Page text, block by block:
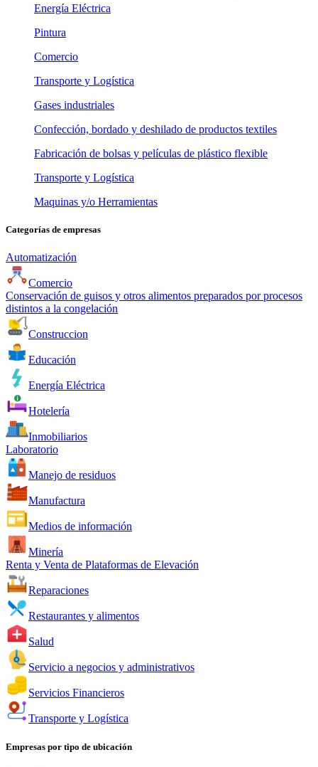
Energía Eléctrica
Pintura
Comercio
Transporte y Logística
Gases industriales
Confección, bordado y deshilado de productos textiles
Fabricación de bolsas y películas de plástico flexible
Transporte y Logística
Maquinas y/o Herramientas
Categorías de empresas
Automatización
Comercio
Conservación de guisos y otros alimentos preparados por procesos
distintos a la congelación
Construccion
Educación
Energía Eléctrica
Hotelería
Inmobiliarios
Laboratorio
Manejo de residuos
Manufactura
Medios de información
Minería
Renta y Venta de Plataformas de Elevación
Reparaciones
Restaurantes y alimentos
Salud
Servicio a negocios y administrativos
Servicios Financieros
Transporte y Logística
Empresas por tipo de ubicación